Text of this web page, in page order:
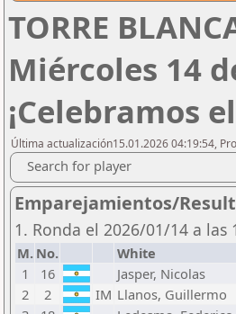
TORRE
Miércoles 14
¡Celebramos
Última actualización15.01.2026 04:19:54,
Search for player
Emparejamientos/
1. Ronda el 2026/01/14 a las
M. No. White
1
16 Jasper, Nicolas
2
2 IM Llanos, Guillermo